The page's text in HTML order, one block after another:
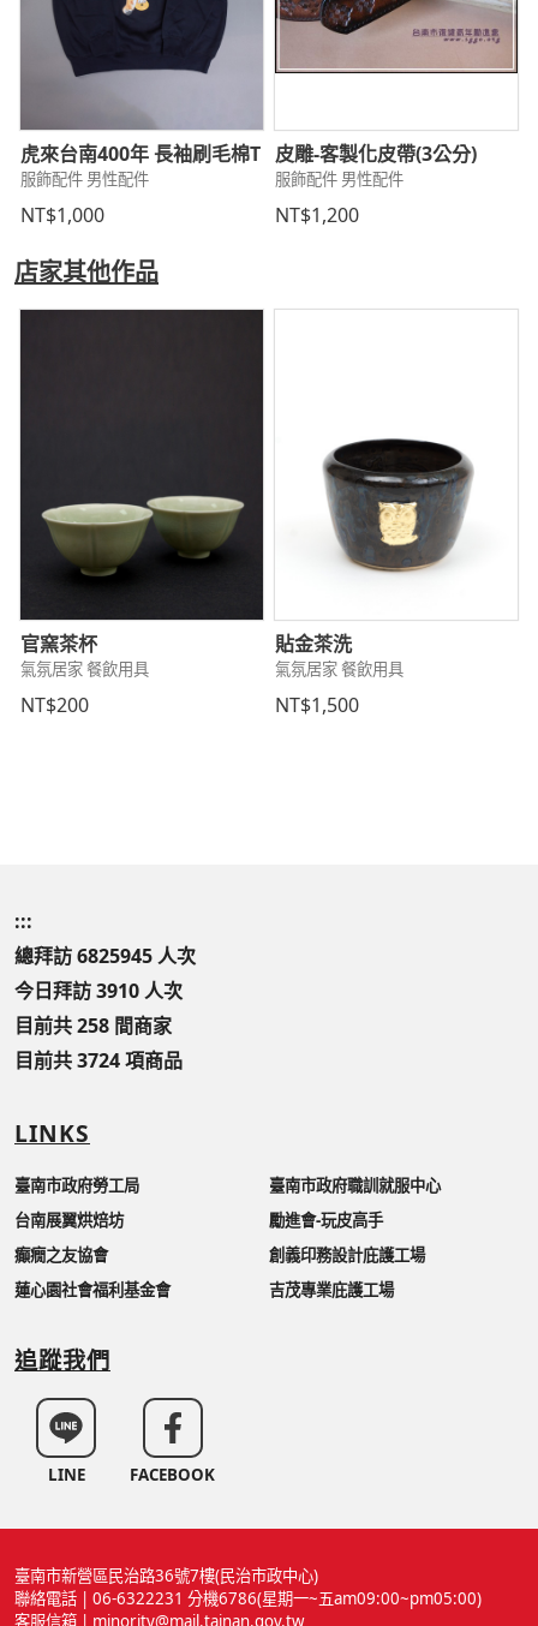
虎來台南400年 長袖刷毛棉T
服飾配件 男性配件
NT$1,000
皮雕-客製化皮帶(3公分)
服飾配件 男性配件
NT$1,200
店家其他作品
官窯茶杯
氣氛居家 餐飲用具
NT$200
貼金茶洗
氣氛居家 餐飲用具
NT$1,500
:::
總拜訪 6825945 人次
今日拜訪 3910 人次
目前共 258 間商家
目前共 3724 項商品
LINKS
臺南市政府勞工局
臺南市政府職訓就服中心
台南展翼烘焙坊
勵進會-玩皮高手
癲癇之友協會
創義印務設計庇護工場
蓮心園社會福利基金會
吉茂專業庇護工場
追蹤我們
LINE FACEBOOK
臺南市新營區民治路36號7樓(民治市政中心)
聯絡電話 | 06-6322231 分機6786(星期一~五am09:00~pm05:00)
客服信箱 | minority@mail.tainan.gov.tw